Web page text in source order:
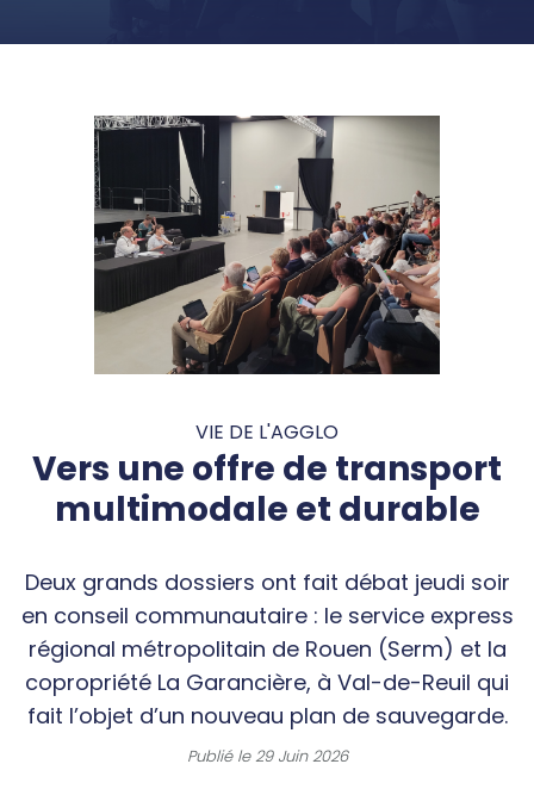
VIE DE L'AGGLO
Vers une offre de transport
multimodale et durable
Deux grands dossiers ont fait débat jeudi soir
en conseil communautaire : le service express
régional métropolitain de Rouen (Serm) et la
copropriété La Garancière, à Val-de-Reuil qui
fait l’objet d’un nouveau plan de sauvegarde.
Publié le29 Juin 2026